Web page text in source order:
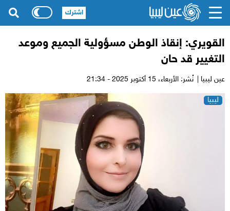
القويري: إنقاذ الوطن مسؤولية الجميع وموعد
التغيير قد حان
عين ليبيا | نُشر: الأربعاء،
ليبيا
اشترك